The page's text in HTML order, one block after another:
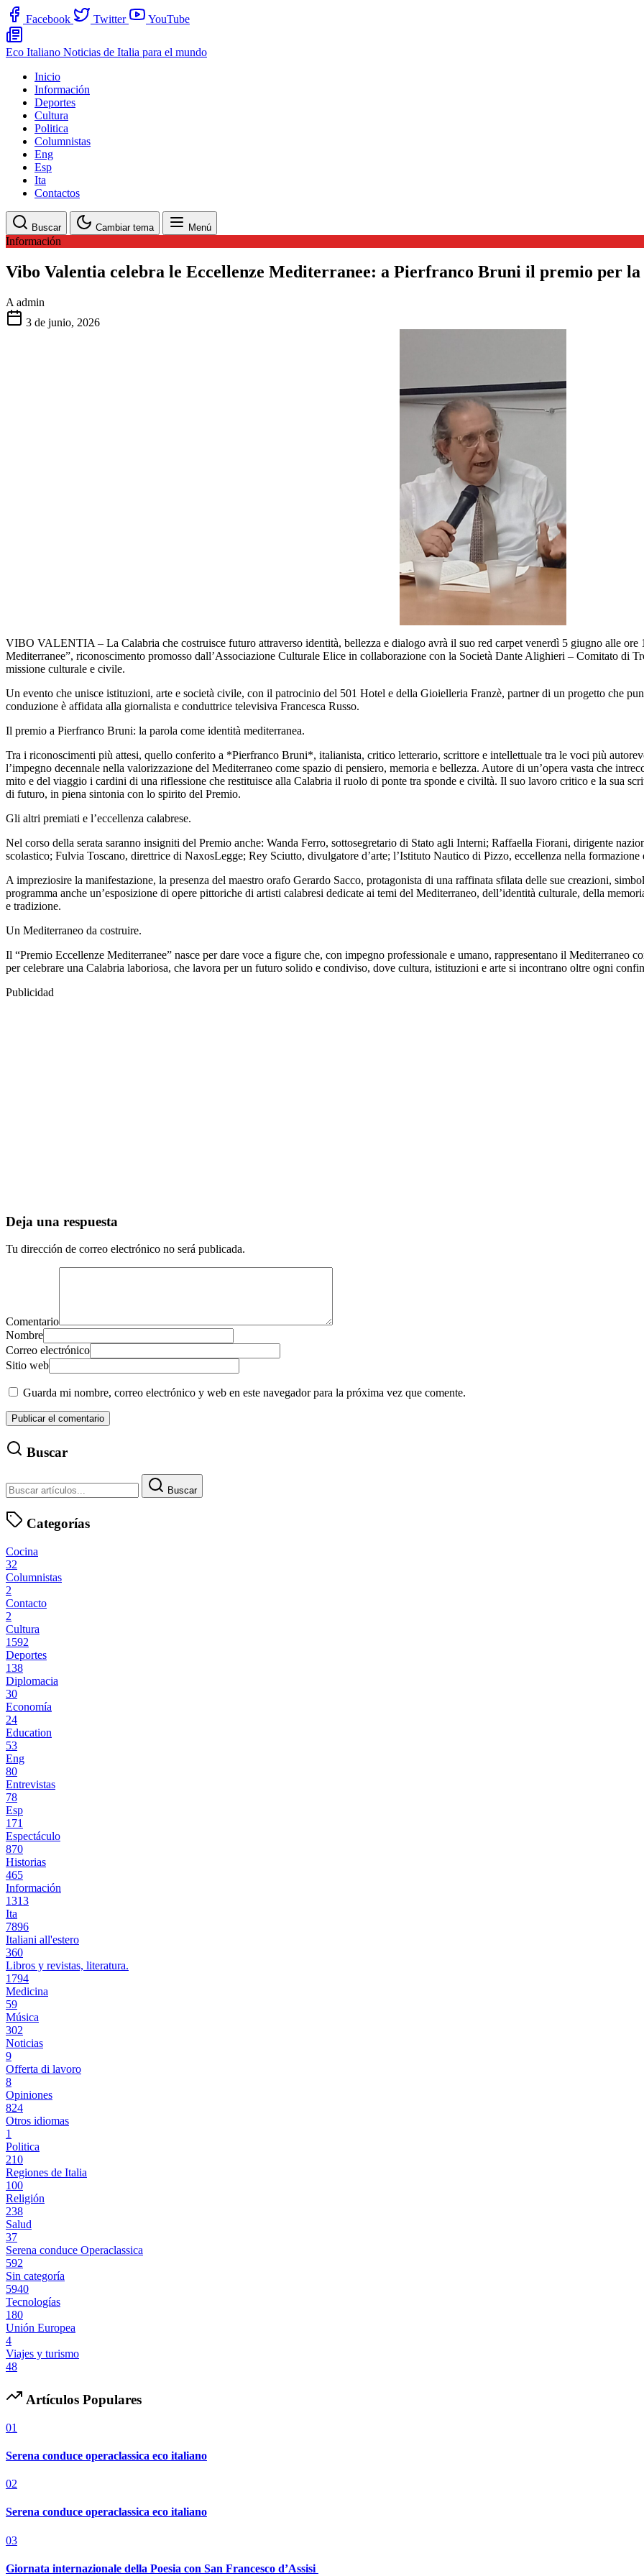
Facebook Twitter YouTube
Eco Italiano Noticias de Italia para el mundo
Inicio
Información
Deportes
Cultura
Politica
Columnistas
Eng
Esp
Ita
Contactos
Buscar Cambiar tema Menú
Información
Vibo Valentia celebra le Eccellenze Mediterranee: a Pierfranco Bruni il premio per
A admin
3 de junio, 2026
VIBO VALENTIA – La Calabria che costruisce futuro attraverso identità, bellezza e dialogo avrà il suo red carpet venerdì 5 giugno alle
Mediterranee”, riconoscimento promosso dall’Associazione Culturale Elice in collaborazione con la Società Dante Alighieri – Comitato di
missione culturale e civile.
Un evento che unisce istituzioni, arte e società civile, con il patrocinio del 501 Hotel e della Gioielleria Franzè, partner di un progetto che
conduzione è affidata alla giornalista e conduttrice televisiva Francesca Russo.
Il premio a Pierfranco Bruni: la parola come identità mediterranea.
Tra i riconoscimenti più attesi, quello conferito a *Pierfranco Bruni*, italianista, critico letterario, scrittore e intellettuale tra le voci più
l’impegno decennale nella valorizzazione del Mediterraneo come spazio di pensiero, memoria e bellezza. Autore di un’opera vasta che
mito e del viaggio i cardini di una riflessione che restituisce alla Calabria il ruolo di ponte tra sponde e civiltà. Il suo lavoro critico e la sua
di futuro, in piena sintonia con lo spirito del Premio.
Gli altri premiati e l’eccellenza calabrese.
Nel corso della serata saranno insigniti del Premio anche: Wanda Ferro, sottosegretario di Stato agli Interni; Raffaella Fiorani, dirigente
scolastico; Fulvia Toscano, direttrice di NaxosLegge; Rey Sciutto, divulgatore d’arte; l’Istituto Nautico di Pizzo, eccellenza nella
A impreziosire la manifestazione, la presenza del maestro orafo Gerardo Sacco, protagonista di una raffinata sfilata delle sue creazioni,
programma anche un’esposizione di opere pittoriche di artisti calabresi dedicate ai temi del Mediterraneo, dell’identità culturale, della
e tradizione.
Un Mediterraneo da costruire.
Il “Premio Eccellenze Mediterranee” nasce per dare voce a figure che, con impegno professionale e umano, rappresentano il Mediterraneo
per celebrare una Calabria laboriosa, che lavora per un futuro solido e condiviso, dove cultura, istituzioni e arte si incontrano oltre ogni
Publicidad
Deja una respuesta
Tu dirección de correo electrónico no será publicada.
Comentario
Nombre
Correo electrónico
Sitio web
Guarda mi nombre, correo electrónico y web en este navegador para la próxima vez que comente.
Buscar
Buscar
Categorías
Cocina
32
Columnistas
2
Contacto
2
Cultura
1592
Deportes
138
Diplomacia
30
Economía
24
Education
53
Eng
80
Entrevistas
78
Esp
171
Espectáculo
870
Historias
465
Información
1313
Ita
7896
Italiani all'estero
360
Libros y revistas, literatura.
1794
Medicina
59
Música
302
Noticias
9
Offerta di lavoro
8
Opiniones
824
Otros idiomas
1
Politica
210
Regiones de Italia
100
Religión
238
Salud
37
Serena conduce Operaclassica
592
Sin categoría
5940
Tecnologías
180
Unión Europea
4
Viajes y turismo
48
Artículos Populares
01
Serena conduce operaclassica eco italiano
02
Serena conduce operaclassica eco italiano
03
Giornata internazionale della Poesia con San Francesco d’Assisi